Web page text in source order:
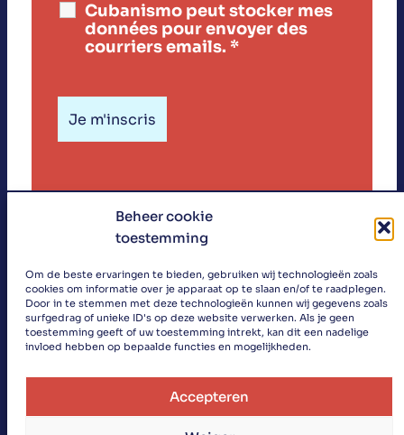
Beheer cookie
toestemming
Om de beste ervaringen te bieden, gebruiken wij technologieën zoals
cookies om informatie over je apparaat op te slaan en/of te raadplegen.
Door in te stemmen met deze technologieën kunnen wij gegevens zoals
surfgedrag of unieke ID's op deze website verwerken. Als je geen
toestemming geeft of uw toestemming intrekt, kan dit een nadelige
invloed hebben op bepaalde functies en mogelijkheden.
Accepteren
Cubanismo peut stocker mes
données pour envoyer des
courriers emails. *
»
Search